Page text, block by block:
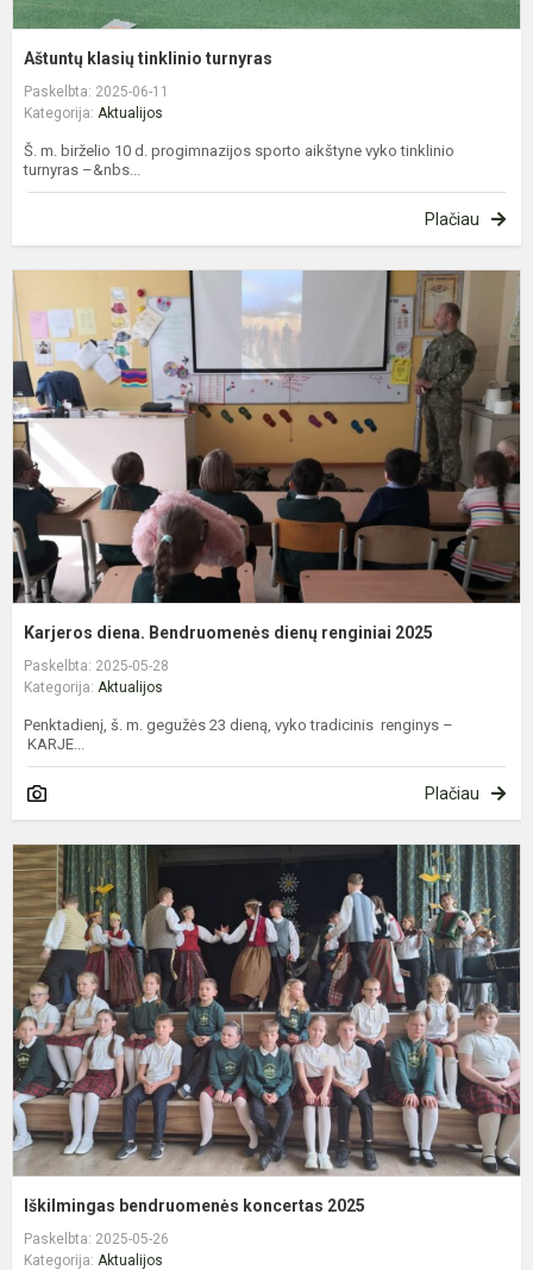
Aštuntų klasių tinklinio turnyras
Paskelbta: 2025-06-11
Kategorija: Aktualijos
Š. m. birželio 10 d. progimnazijos sporto aikštyne vyko tinklinio
turnyras –&nbs...
Plačiau
Karjeros diena. Bendruomenės dienų renginiai 2025
Paskelbta: 2025-05-28
Kategorija: Aktualijos
Penktadienį, š. m. gegužės 23 dieną, vyko tradicinis renginys –
KARJE...
Plačiau
Iškilmingas bendruomenės koncertas 2025
Paskelbta: 2025-05-26
Kategorija: Aktualijos